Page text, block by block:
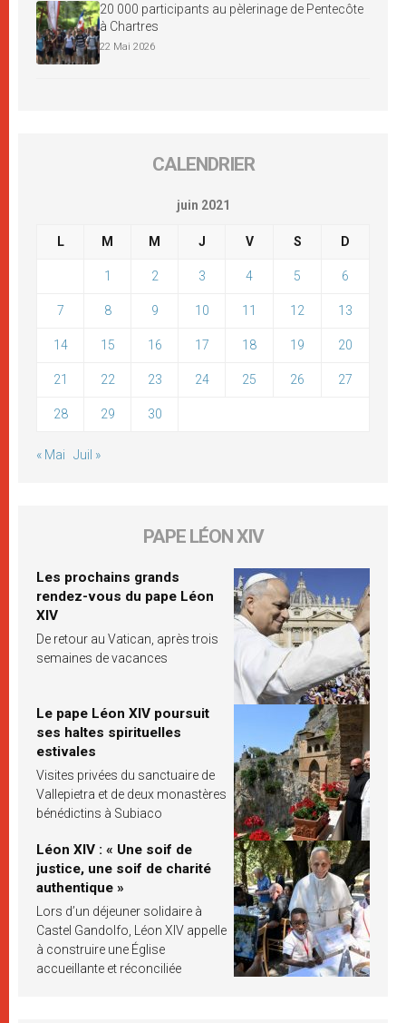
20 000 participants au pèlerinage de Pentecôte
à Chartres
22 Mai 2026
CALENDRIER
juin 2021
L M M J V S D
1 2 3 4 5 6
7 8 9 10 11 12 13
14 15 16 17 18 19 20
21 22 23 24 25 26 27
28 29 30
« Mai Juil »
PAPE LÉON XIV
Les prochains grands
rendez-vous du pape Léon
XIV
De retour au Vatican, après trois
semaines de vacances
Le pape Léon XIV poursuit
ses haltes spirituelles
estivales
Visites privées du sanctuaire de
Vallepietra et de deux monastères
bénédictins à Subiaco
Léon XIV : « Une soif de
justice, une soif de charité
authentique »
Lors d’un déjeuner solidaire à
Castel Gandolfo, Léon XIV appelle
à construire une Église
accueillante et réconciliée